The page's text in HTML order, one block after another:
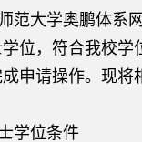
范大学奥鹏体系
位，符合我校学
申请操作。现将
学位条件